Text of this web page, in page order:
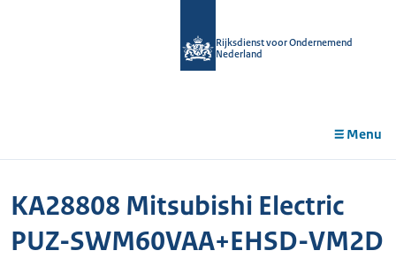
Rijksdienst voor Ondernemend
Nederland
Menu
KA28808 Mitsubishi Electric
PUZ-SWM60VAA+EHSD-VM2D